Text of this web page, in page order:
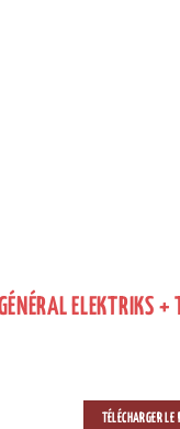
ELEKTRIKS
TÉLÉCHARGER LE